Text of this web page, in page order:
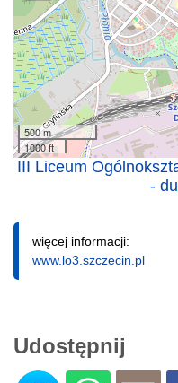
500 m
1000 ft
III Liceum
-
więcej informacji:
www.lo3.szczecin.pl
Udostępnij